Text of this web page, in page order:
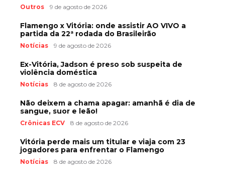
Outros 9 de agosto de 2026
Flamengo x Vitória: onde assistir AO VIVO a
partida da 22ª rodada do Brasileirão
Notícias 9 de agosto de 2026
Ex-Vitória, Jadson é preso sob suspeita de
violência doméstica
Notícias 8 de agosto de 2026
Não deixem a chama apagar: amanhã é dia de
sangue, suor e leão!
Crônicas ECV 8 de agosto de 2026
Vitória perde mais um titular e viaja com 23
jogadores para enfrentar o Flamengo
Notícias 8 de agosto de 2026